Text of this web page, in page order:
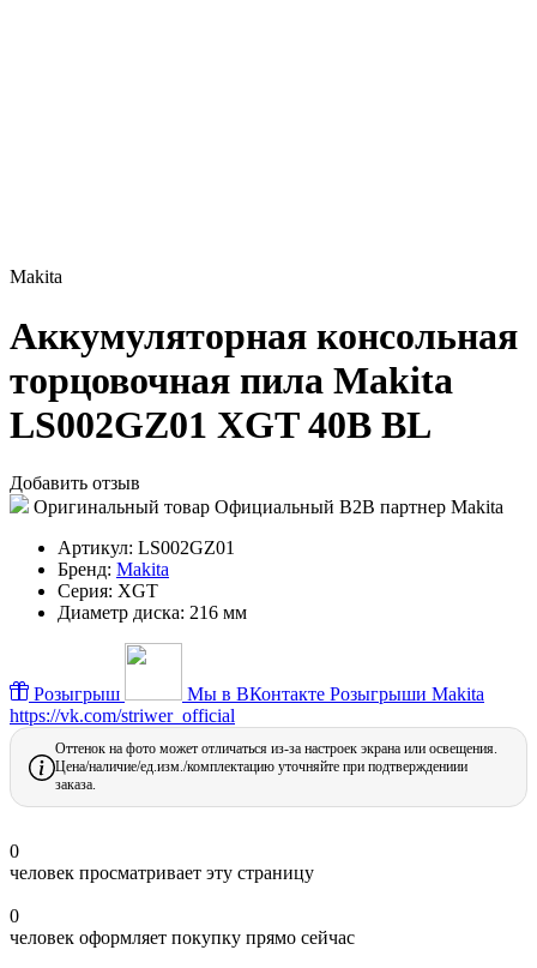
Makita
Аккумуляторная консольная
торцовочная пила Makita
LS002GZ01 XGT 40В BL
Добавить отзыв
Оригинальный товар Официальный B2B партнер Makita
Артикул: LS002GZ01
Бренд: Makita
Серия: XGT
Диаметр диска: 216 мм
Розыгрыш Мы в ВКонтакте Розыгрыши Makita
https://vk.com/striwer_official
Оттенок на фото может отличаться из-за настроек экрана или освещения.
Цена/наличие/ед.изм./комплектацию уточняйте при подтверждениии
заказа.
0
человек просматривает эту страницу
0
человек оформляет покупку прямо сейчас